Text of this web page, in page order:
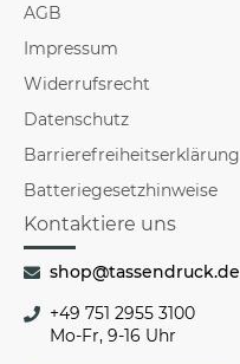
AGB
Impressum
Widerrufsrecht
Datenschutz
Barrierefreiheitserklärung
Batteriegesetzhinweise
Kontaktiere uns
shop@tassendruck.de
+49 751 2955 3100
Mo-Fr, 9-16 Uhr